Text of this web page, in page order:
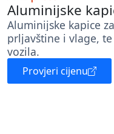
Aluminijske
Aluminijske kapice
prljavštine i vlage,
vozila.
Provjeri cijenu